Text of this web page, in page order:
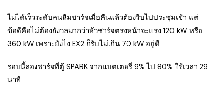
ไม่ได้เร็วระดับคนลืมชาร์จเมื่อคืนแล้วต้องรีบไปประชุมเช้า แต่
ข้อดีคือไม่ต้องกังวลมากว่าหัวชาร์จตรงหน้าจะแรง 120 kW หรือ
360 kW เพราะยังไง EX2 ก็รับไม่เกิน 70 kW อยู่ดี
รอบนี้ลองชาร์จที่ตู้ SPARK จากแบตเตอรี่ 9% ไป 80% ใช้เวลา 29
นาที